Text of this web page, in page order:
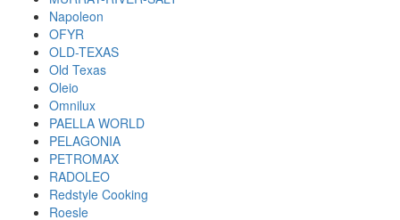
Napoleon
OFYR
OLD-TEXAS
Old Texas
Oleio
Omnilux
PAELLA WORLD
PELAGONIA
PETROMAX
RADOLEO
Redstyle Cooking
Roesle